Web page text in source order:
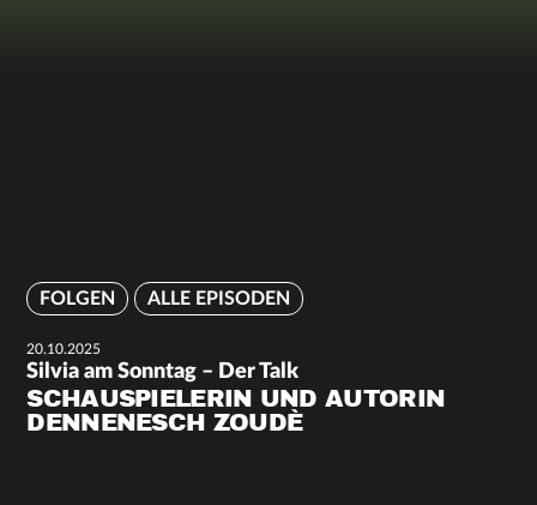
FOLGEN ALLE EPISODEN
20.10.2025
Silvia am Sonntag – Der Talk
SCHAUSPIELERIN UND AUTORIN
DENNENESCH ZOUDÈ